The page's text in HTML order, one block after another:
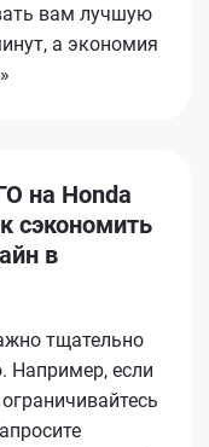
вам лучшую
а экономия
на Honda
сэкономить
в
тщательно
Например, если